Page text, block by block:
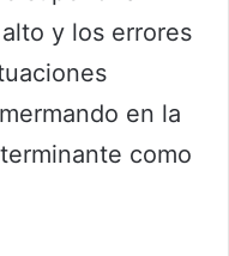
y los errores
en la
como